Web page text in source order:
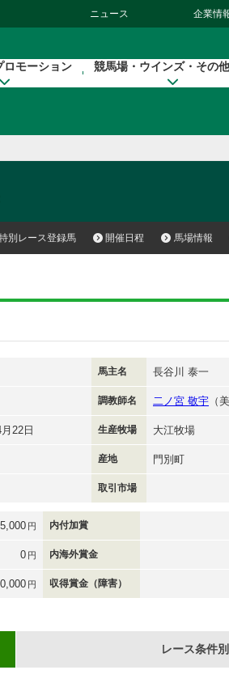
ニュース 企業情
ロモーション 競馬場・ウインズ・その
別レース登録馬 開催日程 馬場情報
馬主名 長谷川 泰一
調教師名 二ノ宮 敬宇 （
22日 生産牧場 大江牧場
産地 門別町
取引市場
円 内付加賞
0 円 内海外賞金
円 収得賞金（障害）
レース条件